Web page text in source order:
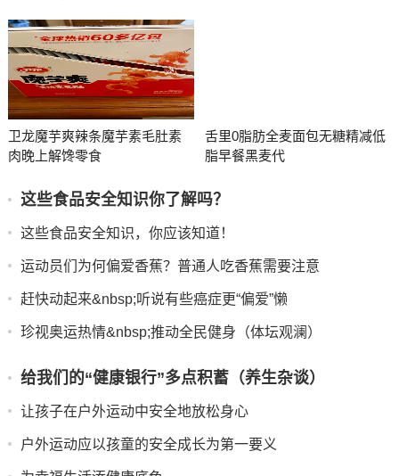
卫龙魔芋爽辣条魔芋素毛肚素
肉晚上解馋零食
舌里0脂肪全麦面包无糖精减低
脂早餐黑麦代
这些食品安全知识你了解吗？
这些食品安全知识，你应该知道！
运动员们为何偏爱香蕉？普通人吃香蕉需要注意
赶快动起来&nbsp;听说有些癌症更“偏爱”懒
珍视奥运热情&nbsp;推动全民健身（体坛观澜）
给我们的“健康银行”多点积蓄（养生杂谈）
让孩子在户外运动中安全地放松身心
户外运动应以孩童的安全成长为第一要义